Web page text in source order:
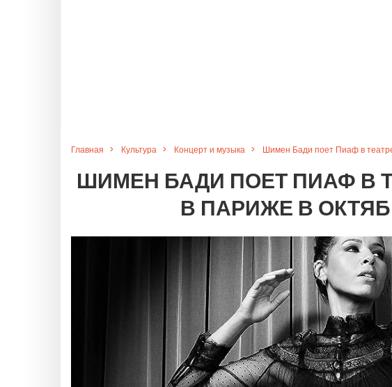
Главная Культура Концерт и музыка Шимен Бади поет Пиаф в
ШИМЕН БАДИ ПОЕТ ПИАФ В
В ПАРИЖЕ В